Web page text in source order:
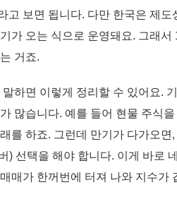
고 보면 됩니다. 다만 한국은 제도
가 오는 식으로 운영돼요. 그래서
거죠.
하면 이렇게 정리할 수 있어요.
많습니다. 예를 들어 현물 주식
를 하죠. 그런데 만기가 다가오
) 선택을 해야 합니다. 이게 바로
매가 한꺼번에 터져 나와 지수가